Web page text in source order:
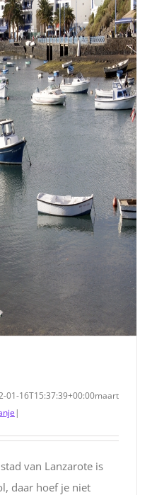
01-16T15:37:39+00:00maart
|
van Lanzarote is
daar hoef je niet